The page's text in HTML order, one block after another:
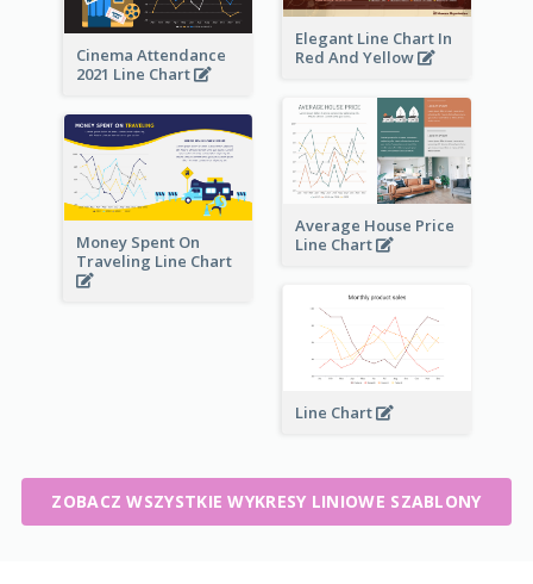
Elegant Line Chart In
Red And Yellow
Cinema Attendance
2021 Line Chart
Average House Price
Line Chart
Money Spent On
Traveling Line Chart
Line Chart
ZOBACZ WSZYSTKIE WYKRESY LINIOWE SZABLONY